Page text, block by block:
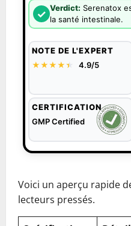
✓ Verdict: Serenatox
la santé intestinale.
NOTE DE L'EXPERT
★★★★★
★ 4.9/5
CERTIFICATION
GMP Certified
Voici un aperçu rapide
lecteurs pressés.